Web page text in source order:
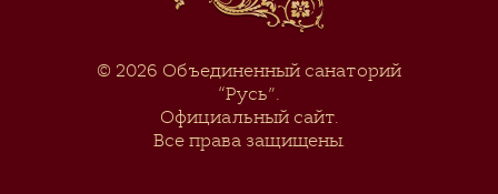
© 2026 Объединенный санаторий
“Русь”.
Официальный сайт.
Все права защищены.